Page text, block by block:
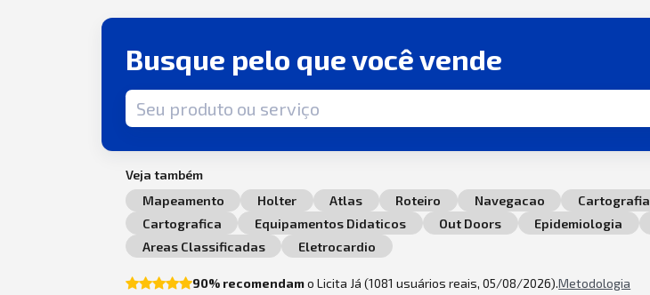
Busque pelo que você vende
Termo de busca
Veja também
Mapeamento
Holter Atlas Roteiro Navegacao Cartografia
Cartografica
Equipamentos Didaticos Out Doors Epidemiologia
Areas Classificadas
Eletrocardio
90% recomendamo Licita Já (1081 usuários reais, 05/08/2026).Metodologia